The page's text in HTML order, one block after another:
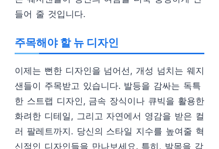
들어 줄 것입니다.
주목해야 할 뉴 디자인
이제는 뻔한 디자인을 넘어선, 개성 넘치는 웨지
샌들이 주목받고 있습니다. 발등을 감싸는 독특
한 스트랩 디자인, 금속 장식이나 큐빅을 활용한
화려한 디테일, 그리고 자연에서 영감을 받은 컬
러 팔레트까지. 당신의 스타일 지수를 높여줄 혁
신적인 디자인들을 만나보세요. 특히, 발목을 감